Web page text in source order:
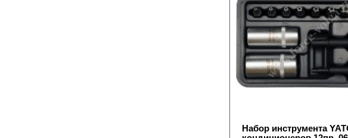
Набор инструмента